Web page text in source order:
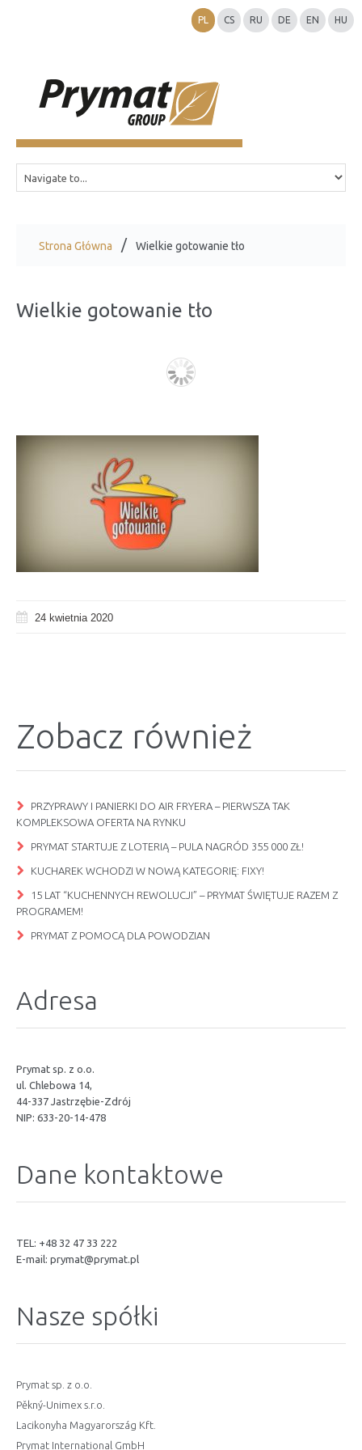
PL CS RU DE EN HU
Strona Główna Wielkie gotowanie tło
Wielkie gotowanie tło
24 kwietnia 2020
Zobacz również
PRZYPRAWY I PANIERKI DO AIR FRYERA – PIERWSZA TAK
KOMPLEKSOWA OFERTA NA RYNKU
PRYMAT STARTUJE Z LOTERIĄ – PULA NAGRÓD 355 000 ZŁ!
KUCHAREK WCHODZI W NOWĄ KATEGORIĘ: FIXY!
15 LAT “KUCHENNYCH REWOLUCJI” – PRYMAT ŚWIĘTUJE RAZEM Z
PROGRAMEM!
PRYMAT Z POMOCĄ DLA POWODZIAN
Adresa
Prymat sp. z o.o.
ul. Chlebowa 14,
44-337 Jastrzębie-Zdrój
NIP: 633-20-14-478
Dane kontaktowe
TEL: +48 32 47 33 222
E-mail: prymat@prymat.pl
Nasze spółki
Prymat sp. z o.o.
Pěkný-Unimex s.r.o.
Lacikonyha Magyarország Kft.
Prymat International GmbH